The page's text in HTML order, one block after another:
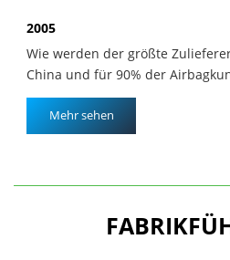
2005
Wie werden der größte
China und für 90% der
Mehr sehen